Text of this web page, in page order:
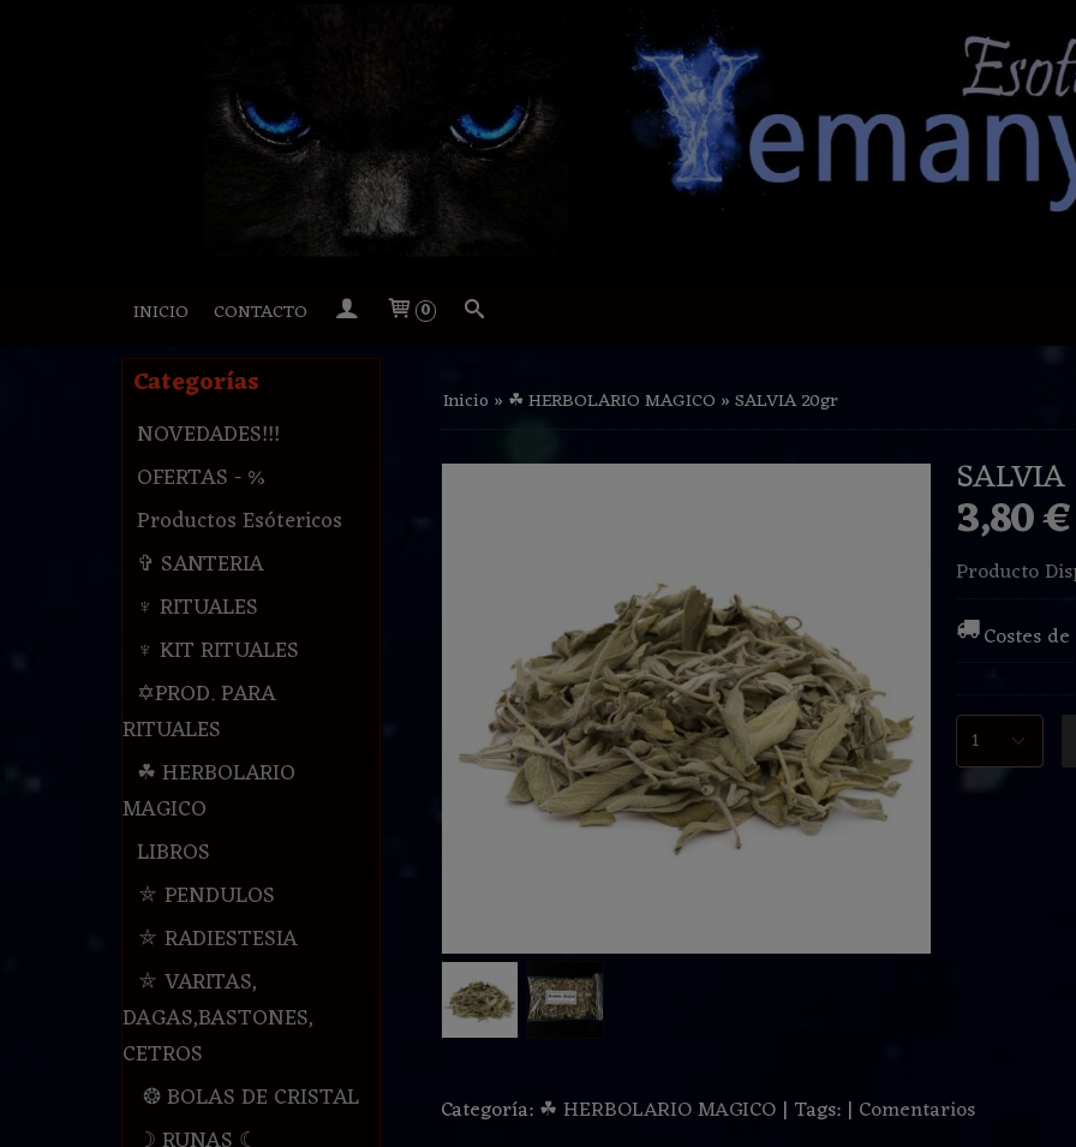
INICIO CONTACTO 0
Categorías
NOVEDADES!!!
OFERTAS - %
Productos Esótericos
✞ SANTERIA
♆ RITUALES
♆ KIT RITUALES
✡PROD. PARA
RITUALES
☘ HERBOLARIO
MAGICO
LIBROS
⛤ PENDULOS
⛤ RADIESTESIA
⛤ VARITAS,
DAGAS,BASTONES,
CETROS
❂ BOLAS DE CRISTAL
Inicio » ☘ HERBOLARIO MAGICO »SALVIA 20gr
3,80 €
Producto
Costes
Categoría: ☘ HERBOLARIO MAGICO| Tags: | Comentarios